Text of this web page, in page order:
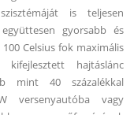
is teljesen
gyorsabb és
Celsius fok maximális
hajtáslánc
mint 40 százalékkal
versenyautóba vagy